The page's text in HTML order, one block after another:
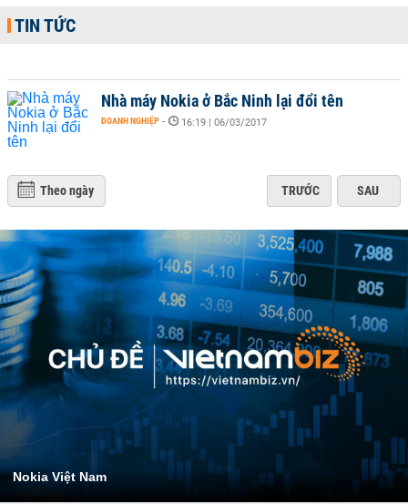
TIN TỨC
Nhà máy Nokia ở Bắc Ninh lại đổi tên
DOANH NGHIỆP - 16:19 | 06/03/2017
Theo ngày TRƯỚC SAU
Nokia Việt Nam